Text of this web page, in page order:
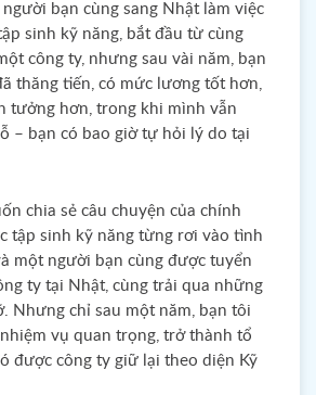
bạn cùng sang Nhật làm việc
sinh kỹ năng, bắt đầu từ cùng
công ty, nhưng sau vài năm, bạn
thăng tiến, có mức lương tốt hơn,
tưởng hơn, trong khi mình vẫn
– bạn có bao giờ tự hỏi lý do tại
chia sẻ câu chuyện của chính
tập sinh kỹ năng từng rơi vào tình
một người bạn cùng được tuyển
ty tại Nhật, cùng trải qua những
Nhưng chỉ sau một năm, bạn tôi
vụ quan trọng, trở thành tổ
được công ty giữ lại theo diện Kỹ